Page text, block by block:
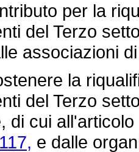
per la
del Terzo
associazioni
la
del Terzo
di cui
e dalle